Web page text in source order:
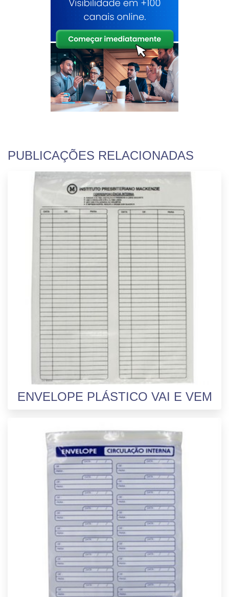
PUBLICAÇÕES RELACIONADAS
ENVELOPE PLÁSTICO VAI E VEM